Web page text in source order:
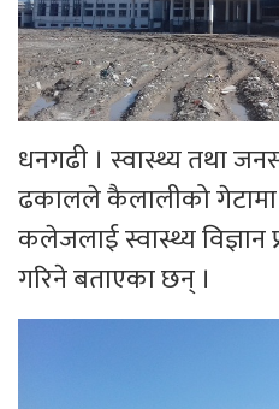
धनगढी । स्वास्थ्य तथा
ढकालले कैलालीको गेटामा
कलेजलाई स्वास्थ्य विज्ञान
गरिने बताएका छन् ।